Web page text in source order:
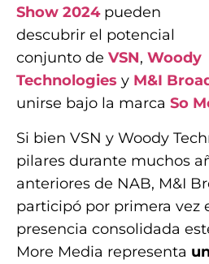
Show 2024pueden
descubrir el potencial
conjunto de VSN, Woody
Technologies y M&I
unirse bajo la marca So
Si bien VSN y Woody
pilares durante muchos
anteriores de NAB, M&I
participó por primera vez
presencia consolidada
More Media representa